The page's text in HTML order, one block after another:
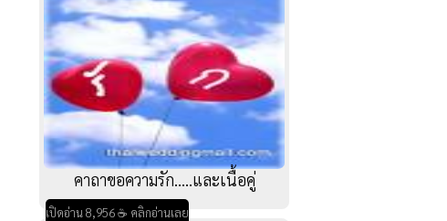
คาถาขอความรัก.....และเนื้อคู่
เปิดอ่าน 8,956 ☕ คลิกอ่านเลย